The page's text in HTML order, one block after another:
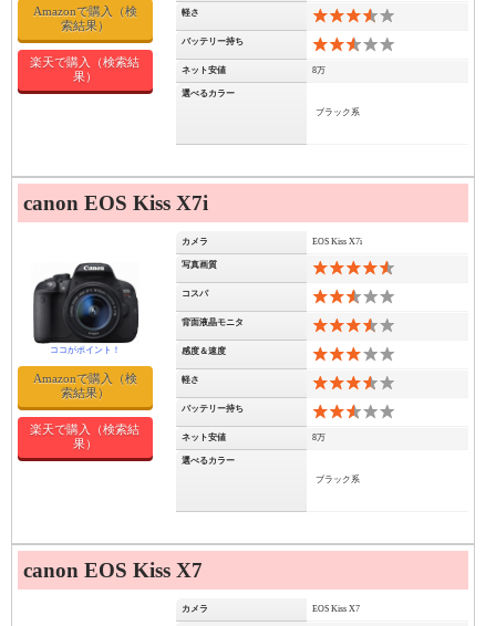
軽さ
バッテリー持ち
ネット安値 8万
選べるカラー
ブラック系
Amazonで購入（検
索結果）
楽天で購入（検索結
果）
canon EOS Kiss X7i
カメラ EOS Kiss X7i
写真画質
コスパ
背面液晶モニタ
感度＆速度
軽さ
バッテリー持ち
ネット安値 8万
選べるカラー
ブラック系
Amazonで購入（検
索結果）
楽天で購入（検索結
果）
canon EOS Kiss X7
カメラ EOS Kiss X7